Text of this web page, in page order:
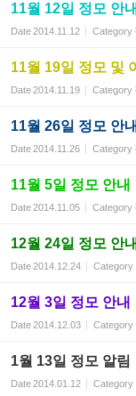
11월 12일 정모 안내
Date2014.11.12 Category
11월 19일 정모 및
Date2014.11.19 Category
11월 26일 정모 안
Date2014.11.26 Category
11월 5일 정모 안내
Date2014.11.05 Category
12월 24일 정모 안내
Date2014.12.24 Category
12월 3일 정모 안내
Date2014.12.03 Category
1월 13일 정모 알림
Date2014.01.12 Category